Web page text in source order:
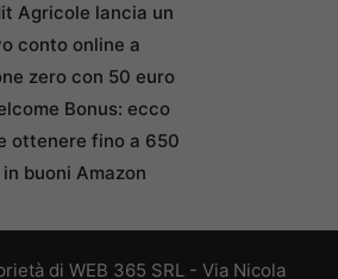
Agricole lancia un
conto online a
zero con 50 euro
Bonus: ecco
ottenere fino a 650
buoni Amazon
di WEB 365 SRL - Via Nicola